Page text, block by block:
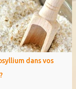
dans vos